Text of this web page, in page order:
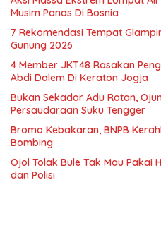
Musim Panas Di Bosnia
7 Rekomendasi Tempat
Gunung 2026
4 Member JKT48 Rasakan
Abdi Dalem Di Keraton Jogja
Bukan Sekadar Adu Rotan,
Persaudaraan Suku Tengger
Bromo Kebakaran, BNPB
Bombing
Ojol Tolak Bule Tak Mau Pakai
dan Polisi